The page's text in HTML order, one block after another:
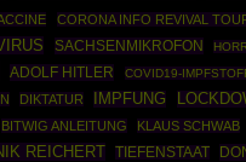
CORONA INFO REVIVAL
SACHSENMIKROFON
ADOLF HITLER COVID19-
DIKTATUR IMPFUNG
BITWIG ANLEITUNG KLAUS SCHWAB
REICHERT TIEFENSTAAT